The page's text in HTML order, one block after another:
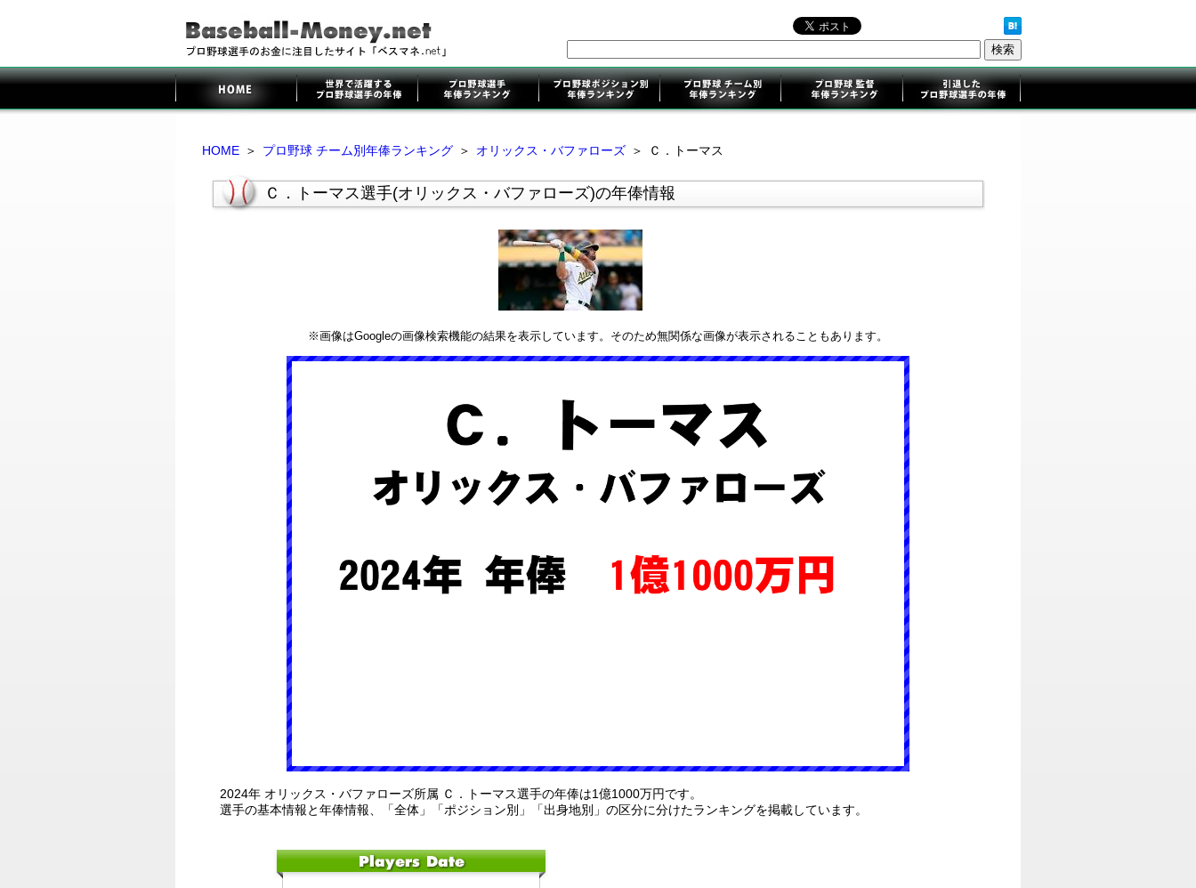
HOME ＞ プロ野球 チーム別年俸ランキング ＞ オリックス・バファローズ ＞ Ｃ．トーマス
Ｃ．トーマス選手(オリックス・バファローズ)の年俸情報
※画像はGoogleの画像検索機能の結果を表示しています。そのため無関係な画像が表示されることもあります。
2024年 オリックス・バファローズ所属 Ｃ．トーマス選手の年俸は1億1000万円です。
選手の基本情報と年俸情報、「全体」「ポジション別」「出身地別」の区分に分けたランキングを掲載しています。